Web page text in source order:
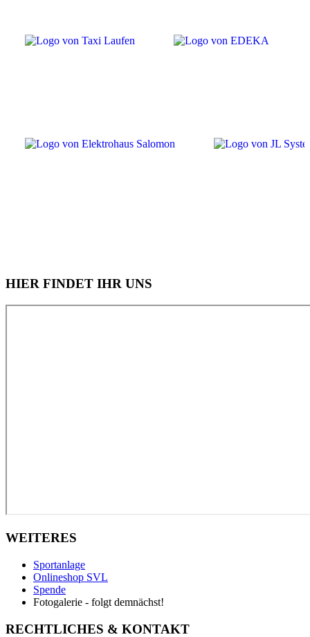
HIER FINDET IHR UNS
WEITERES
Sportanlage
Onlineshop SVL
Spende
Fotogalerie - folgt demnächst!
RECHTLICHES & KONTAKT